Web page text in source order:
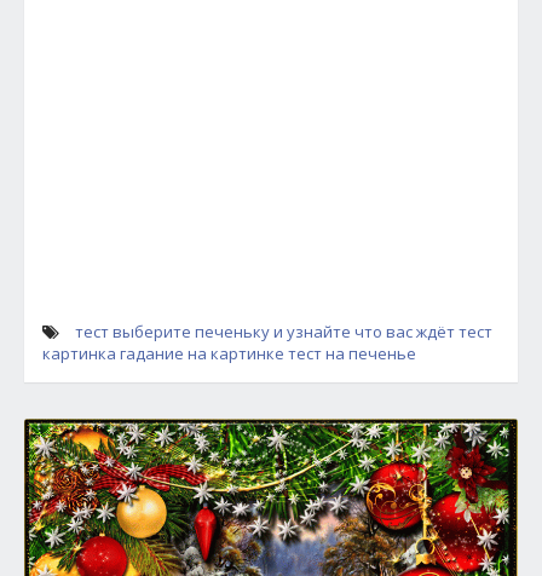
тест выберите печеньку и узнайте что вас ждёттест
картинка гадание на картинке тест на печенье